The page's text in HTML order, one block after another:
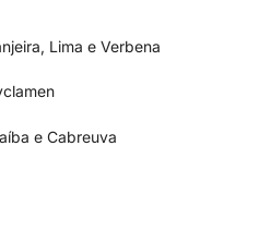
Lima e Verbena
e Cabreuva